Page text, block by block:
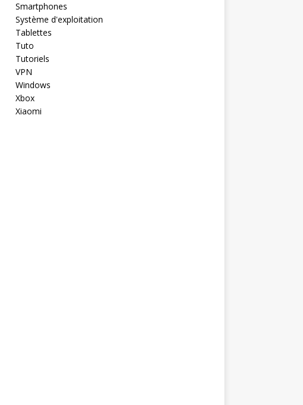
Smartphones
Système d'exploitation
Tablettes
Tuto
Tutoriels
VPN
Windows
Xbox
Xiaomi